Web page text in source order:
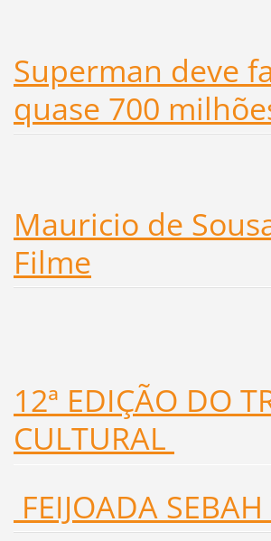
Superman deve
quase 700
Mauricio de
Filme
12ª EDIÇÃO DO
CULTURAL
FEIJOADA